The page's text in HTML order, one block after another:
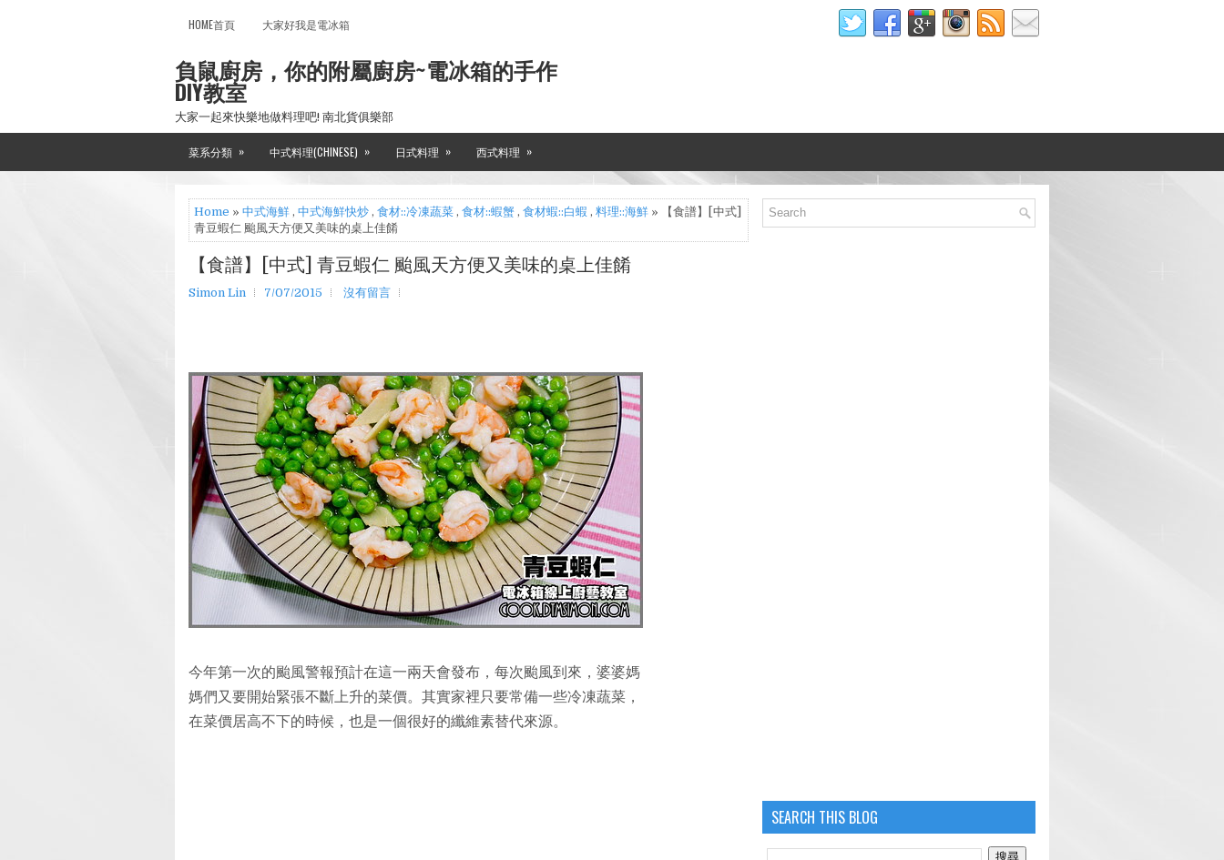
HOME首頁 大家好我是電冰箱
負鼠廚房，你的附屬廚房~電冰箱的手作
DIY教室
大家一起來快樂地做料理吧! 南北貨俱樂部
菜系分類 » 中式料理(CHINESE) » 日式料理 » 西式料理 »
Home » 中式海鮮 , 中式海鮮快炒 , 食材::冷凍蔬菜 , 食材::蝦蟹 , 食材蝦::白蝦 , 料理::海鮮 » 【食譜】[中式]
青豆蝦仁 颱風天方便又美味的桌上佳餚
【食譜】[中式] 青豆蝦仁 颱風天方便又美味的桌上佳餚
Simon Lin 7/07/2015 沒有留言
今年第一次的颱風警報預計在這一兩天會發布，每次颱風到來，婆婆媽
媽們又要開始緊張不斷上升的菜價。其實家裡只要常備一些冷凍蔬菜，
在菜價居高不下的時候，也是一個很好的纖維素替代來源。
SEARCH THIS BLOG